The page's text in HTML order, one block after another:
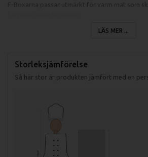
F-Boxarna passar utmärkt för varm mat som
Innerväggar: Helsvetsad behållare i
rostfritt
innerbehållaren
Isolering: Polyuretanskum
Dörr: Insida av rostfritt, utsida av ABS
Hjul: 160mm hjul med gummidäck
LÄS MER ...
Storleksjämförelse
Så här stor är produkten jämfört med en
175 cm